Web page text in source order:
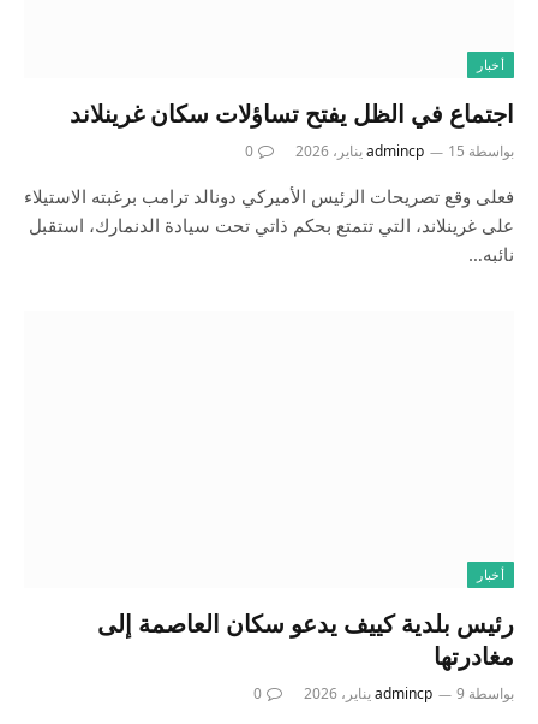
أخبار
اجتماع في الظل يفتح تساؤلات سكان غرينلاند
بواسطة admincp 15 يناير، 2026 0
فعلى وقع تصريحات الرئيس الأميركي دونالد ترامب برغبته الاستيلاء
على غرينلاند، التي تتمتع بحكم ذاتي تحت سيادة الدنمارك، استقبل
نائبه…
أخبار
رئيس بلدية كييف يدعو سكان العاصمة إلى
مغادرتها
بواسطة admincp 9 يناير، 2026 0